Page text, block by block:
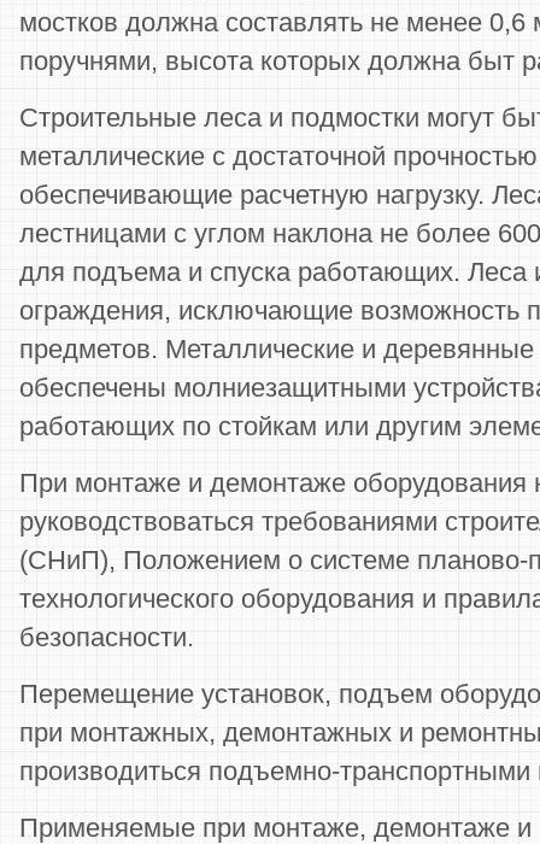
мостков должна составлять не менее
поручнями, высота которых должна быт
Строительные леса и подмостки могут
металлические с достаточной
обеспечивающие расчетную нагрузку.
лестницами с углом наклона не более
для подъема и спуска работающих. Леса
ограждения, исключающие возможность
предметов. Металлические и
обеспечены молниезащитными
работающих по стойкам или другим
При монтаже и демонтаже оборудования
руководствоваться требованиями
(СНиП), Положением о системе планово-
технологического оборудования и
безопасности.
Перемещение установок, подъем
при монтажных, демонтажных и
производиться подъемно-
Применяемые при монтаже, демонтаже и